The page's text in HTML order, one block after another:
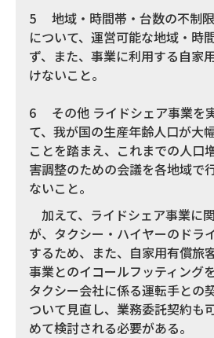
5 地域・時間帯・台数の不制
について、運営可能な地域・時
ず、また、事業に利用する自家
けないこと。
6 その他 ライドシェア事業を
て、我が国の生産年齢人口が大
ことを踏まえ、これまでの人口
害調整のための会議を各地域で
ないこと。
加えて、ライドシェア事業に
が、タクシー・ハイヤーのドラ
するため、また、自家用有償旅
事業とのイコールフッティング
タクシー会社に係る運転手との
ついて見直し、業務委託契約も
めて検討される必要がある。